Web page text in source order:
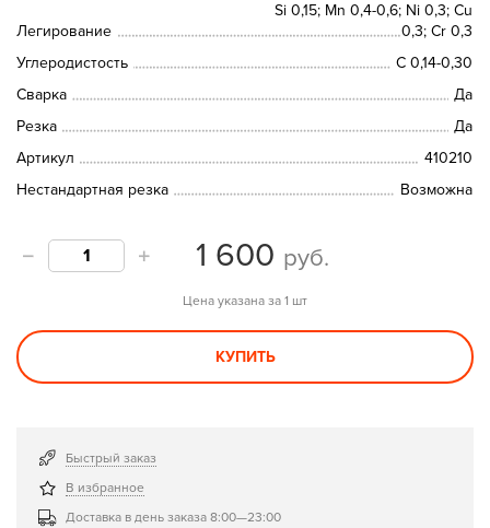
Легирование
Si 0,15; Mn 0,4-0,6; Ni 0,3; Cu
0,3; Cr 0,3
Углеродистость
C 0,14-0,30
Сварка
Да
Резка
Да
Артикул
410210
Нестандартная резка
Возможна
1 600 руб.
Цена указана за 1 шт
КУПИТЬ
Быстрый заказ
В избранное
Доставка в день заказа 8:00—23:00